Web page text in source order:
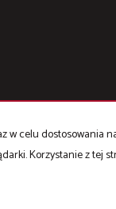
w celu
Korzystanie z tej